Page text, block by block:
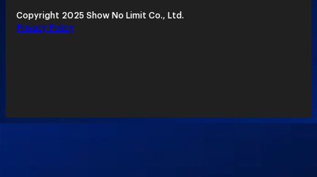
Copyright 2025 Show No Limit Co., Ltd.
Privacy Policy